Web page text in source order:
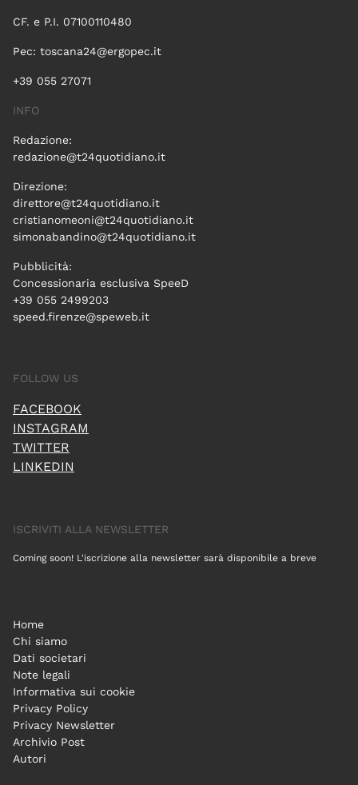
CF. e P.I. 07100110480
Pec: toscana24@ergopec.it
+39 055 27071
INFO
Redazione:
redazione@t24quotidiano.it
Direzione:
direttore@t24quotidiano.it
cristianomeoni@t24quotidiano.it
simonabandino@t24quotidiano.it
Pubblicità:
Concessionaria esclusiva SpeeD
+39 055 2499203
speed.firenze@speweb.it
FOLLOW US
FACEBOOK
INSTAGRAM
TWITTER
LINKEDIN
ISCRIVITI ALLA NEWSLETTER
Coming soon! L'iscrizione alla newsletter sarà disponibile a breve
Home
Chi siamo
Dati societari
Note legali
Informativa sui cookie
Privacy Policy
Privacy Newsletter
Archivio Post
Autori